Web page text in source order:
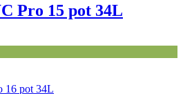
Pro 15 pot 34L